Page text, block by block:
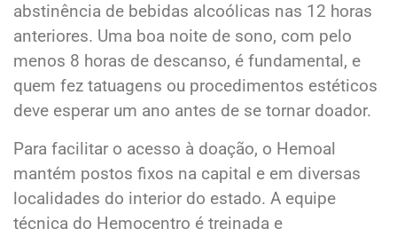
abstinência de bebidas alcoólicas nas 12 horas
anteriores. Uma boa noite de sono, com pelo
menos 8 horas de descanso, é fundamental, e
quem fez tatuagens ou procedimentos estéticos
deve esperar um ano antes de se tornar doador.
Para facilitar o acesso à doação, o Hemoal
mantém postos fixos na capital e em diversas
localidades do interior do estado. A equipe
técnica do Hemocentro é treinada e